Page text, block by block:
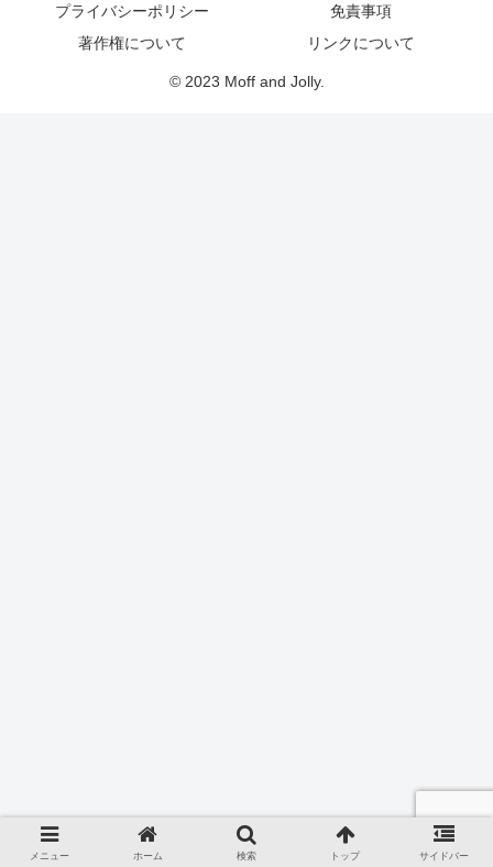
プライバシーポリシー
免責事項
著作権について
リンクについて
© 2023 Moff and Jolly.
メニュー ホーム 検索 トップ サイドバー